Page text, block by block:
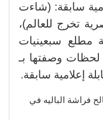
سابقة: (شاءت
تخرج للعالم)،
مطلع سبعينيات
لحظات وصفتها بـ
إعلامية سابقة.